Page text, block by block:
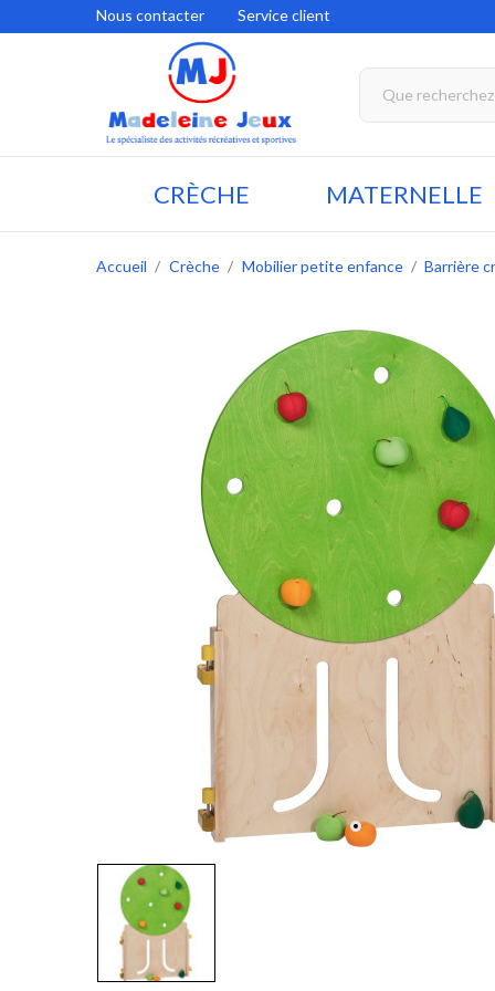
Nous contacter Service client
CRÈCHE MATERNELLE
Accueil Crèche Mobilier petite enfance Barrière